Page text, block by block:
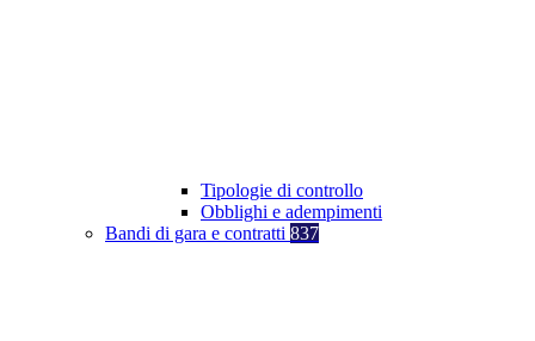
Tipologie di controllo
Obblighi e adempimenti
Bandi di gara e contratti 837